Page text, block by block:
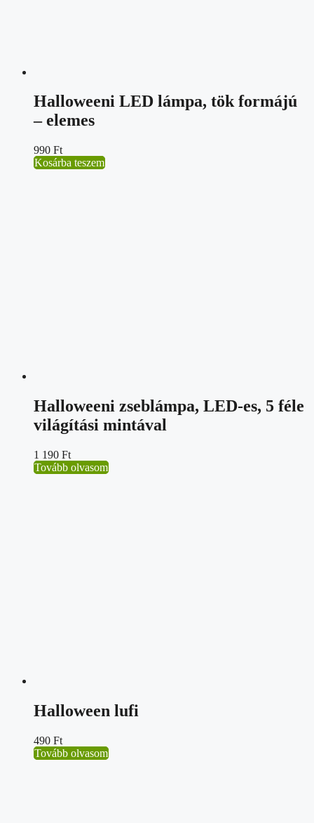
Halloweeni LED lámpa, tök formájú
– elemes
990 Ft
Kosárba teszem
Halloweeni zseblámpa, LED-es, 5 féle
világítási mintával
1 190 Ft
Tovább olvasom
Halloween lufi
490 Ft
Tovább olvasom